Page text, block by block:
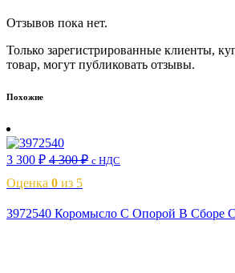
Отзывов пока нет.
Только зарегистрированные клиенты,
товар, могут публиковать отзывы.
Похожие
3 300 ₽ 4 300₽ с НДС
Оценка 0 из 5
3972540 Коромысло С Опорой В Сборе